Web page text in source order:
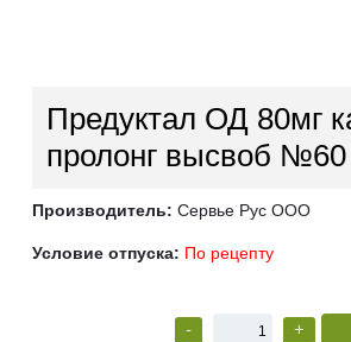
Предуктал ОД 80мг
пролонг высвоб №60
Производитель: Сервье Рус ООО
Условие отпуска: По рецепту
- +